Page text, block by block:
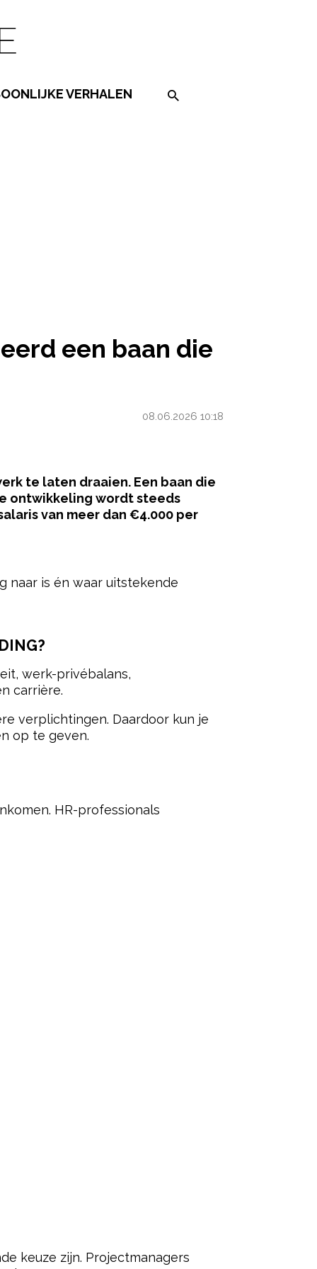
VERHALEN Search on the website
een baan die
08.06.2026 10:18
te laten draaien. Een baan die
ontwikkeling wordt steeds
van meer dan €4.000 per
naar is én waar uitstekende
werk-privébalans,
carrière.
verplichtingen. Daardoor kun je
op te geven.
HR-professionals
keuze zijn. Projectmanagers